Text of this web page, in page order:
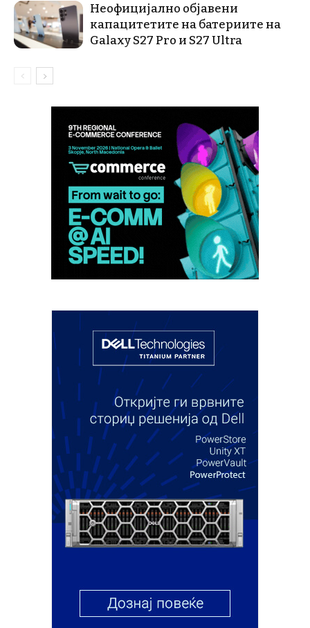
Неофицијално објавени
капацитетите на батериите на
Galaxy S27 Pro и S27 Ultra